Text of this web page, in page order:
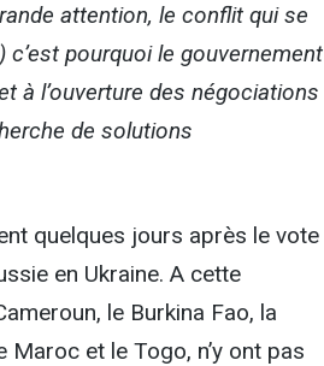
attention, le conflit qui se
c’est pourquoi le gouvernement
à l’ouverture des négociations
de solutions
quelques jours après le vote
en Ukraine. A cette
le Burkina Fao, la
Maroc et le Togo, n’y ont pas